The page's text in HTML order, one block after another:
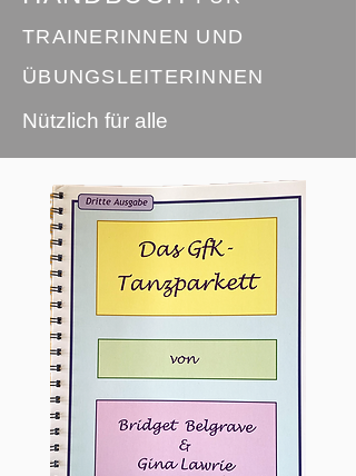
TRAINERINNEN UND
ÜBUNGSLEITERINNEN
Nützlich für alle